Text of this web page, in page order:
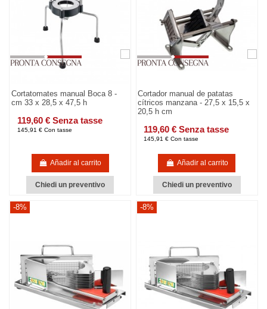
Cortatomates manual Boca 8 -
cm 33 x 28,5 x 47,5 h
119,60 € Senza tasse
145,91 € Con tasse
Añadir al carrito
Chiedi un preventivo
Cortador manual de patatas
cítricos manzana - 27,5 x 15,5 x
20,5 h cm
119,60 € Senza tasse
145,91 € Con tasse
Añadir al carrito
Chiedi un preventivo
-8% -8%